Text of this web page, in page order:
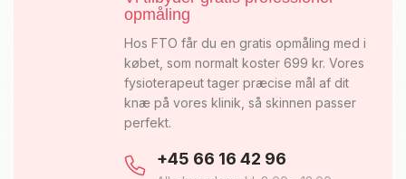
opmåling
Hos FTO får du en gratis opmåling med i
købet, som normalt koster 699 kr. Vores
fysioterapeut tager præcise mål af dit
knæ på vores klinik, så skinnen passer
perfekt.
+45 66 16 42 96